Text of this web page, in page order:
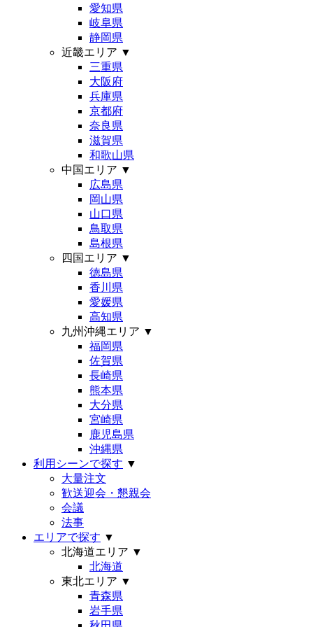
愛知県
岐阜県
静岡県
近畿エリア ▼
三重県
大阪府
兵庫県
京都府
奈良県
滋賀県
和歌山県
中国エリア ▼
広島県
岡山県
山口県
鳥取県
島根県
四国エリア ▼
徳島県
香川県
愛媛県
高知県
九州沖縄エリア ▼
福岡県
佐賀県
長崎県
熊本県
大分県
宮崎県
鹿児島県
沖縄県
利用シーンで探す ▼
大量注文
歓送迎会・懇親会
会議
法事
エリアで探す ▼
北海道エリア ▼
北海道
東北エリア ▼
青森県
岩手県